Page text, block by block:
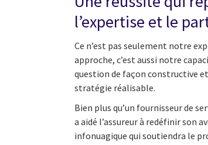
l’expertise et le
Ce n’est pas seulement notre
approche, c’est aussi notre
question de façon constructive
stratégie réalisable.
Bien plus qu’un fournisseur de
a aidé l’assureur à redéfinir son
infonuagique qui soutiendra le